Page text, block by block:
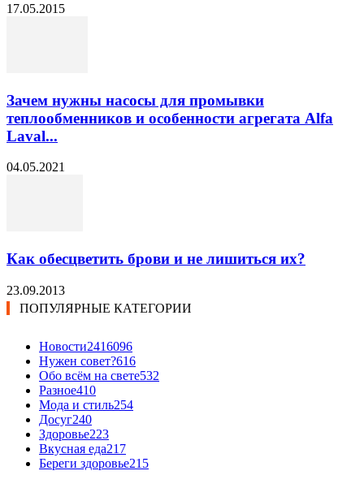
17.05.2015
Зачем нужны насосы для промывки
теплообменников и особенности агрегата Alfa
Laval...
04.05.2021
Как обесцветить брови и не лишиться их?
23.09.2013
ПОПУЛЯРНЫЕ КАТЕГОРИИ
Новости2416096
Нужен совет?616
Обо всём на свете532
Разное410
Мода и стиль254
Досуг240
Здоровье223
Вкусная еда217
Береги здоровье215